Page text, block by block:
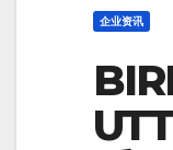
企业资讯